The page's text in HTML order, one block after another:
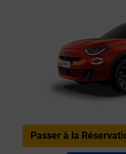
Passer à la